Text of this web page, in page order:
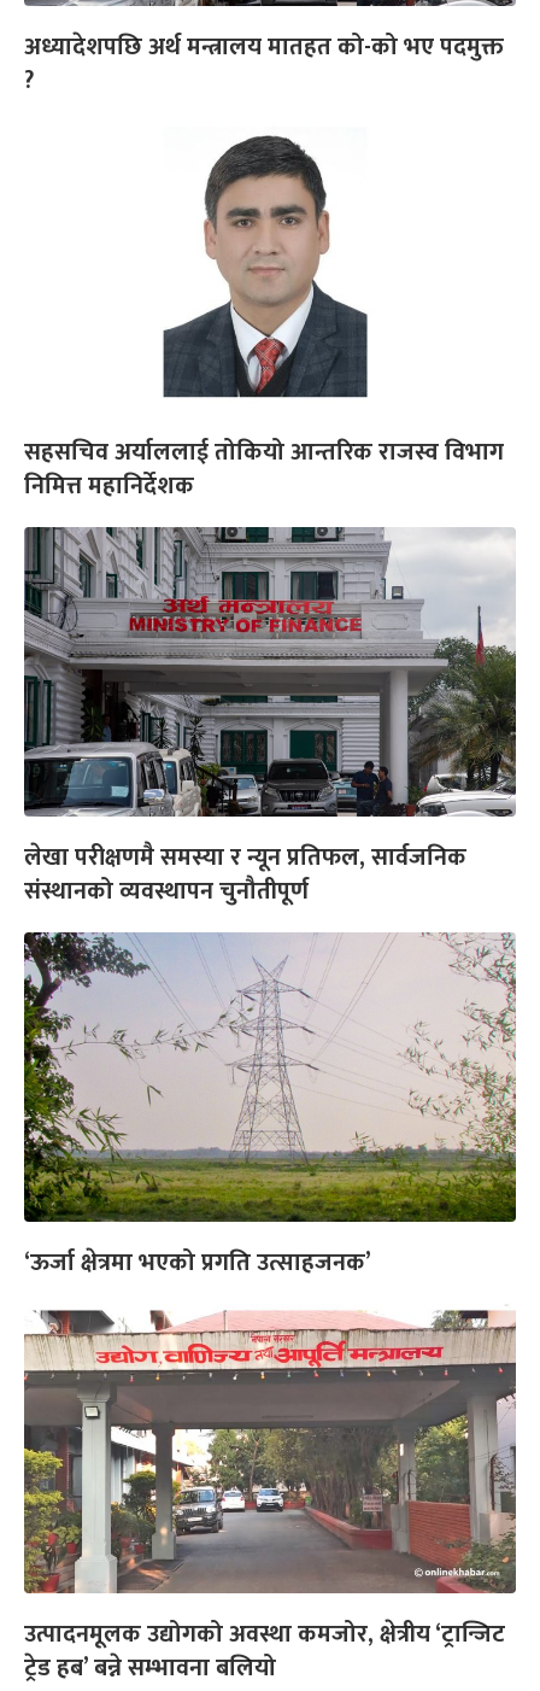
अध्यादेशपछि अर्थ मन्त्रालय मातहत को-को भए पदमुक्त
?
सहसचिव अर्याललाई तोकियो आन्तरिक राजस्व विभाग
निमित्त महानिर्देशक
लेखा परीक्षणमै समस्या र न्यून प्रतिफल, सार्वजनिक
संस्थानको व्यवस्थापन चुनौतीपूर्ण
‘ऊर्जा क्षेत्रमा भएको प्रगति उत्साहजनक’
उत्पादनमूलक उद्योगको अवस्था कमजोर, क्षेत्रीय ‘ट्रान्जिट
ट्रेड हब’ बन्ने सम्भावना बलियो